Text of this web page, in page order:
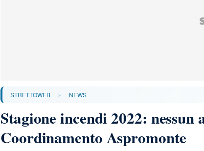
STRETTOWEB » NEWS
Stagione incendi 2022:
Coordinamento Aspromonte